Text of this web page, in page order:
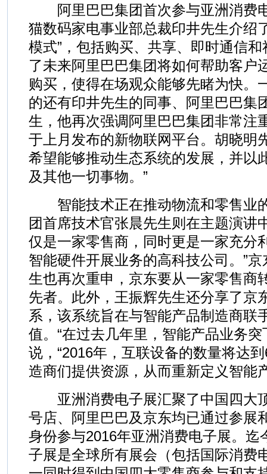
阿里巴巴集团首次参与亚洲消费
猫数码家电事业部总裁印井先生介绍
模式”，包括购买、共享、即时通信
了未来阿里巴巴集团将如何帮助客户
购买，使得在场观众能够先睹为快。
的还有印井先生的同事、阿里巴巴集
生，他再次强调阿里巴巴集团非常注
于上月发布的新物联网平台。胡晓明
希望能够推动生态系统的发展，并以
及其他一切事物。”
智能技术正在推动物流和零售业
团首席技术官张晨先生则在主题演讲
仅是一家零售商，同时更是一家充分
智能硬件开展业务的高科技公司。”
生也再次重申，京东要从一家零售商
先者。此外，王振辉先生还分享了京
系，该系统旨在与智能产品制造商联
值。“在过去几年里，智能产品业务
说，“2016年，互联设备的数量将达
造商们提供资源，从而重新定义智能
亚洲消费电子展汇聚了中国四大
号店、阿里巴巴及京东均已通过参展
身份参与2016年亚洲消费电子展。迄
子展是全球所有展会（包括国际消费